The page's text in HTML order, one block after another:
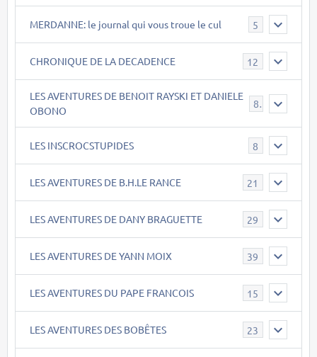
MERDANNE: le journal qui vous troue le cul 5
CHRONIQUE DE LA DECADENCE 12
LES AVENTURES DE BENOIT RAYSKI ET DANIELE
OBONO
8
LES INSCROCSTUPIDES 8
LES AVENTURES DE B.H.LE RANCE 21
LES AVENTURES DE DANY BRAGUETTE 29
LES AVENTURES DE YANN MOIX 39
LES AVENTURES DU PAPE FRANCOIS 15
LES AVENTURES DES BOBÊTES 23